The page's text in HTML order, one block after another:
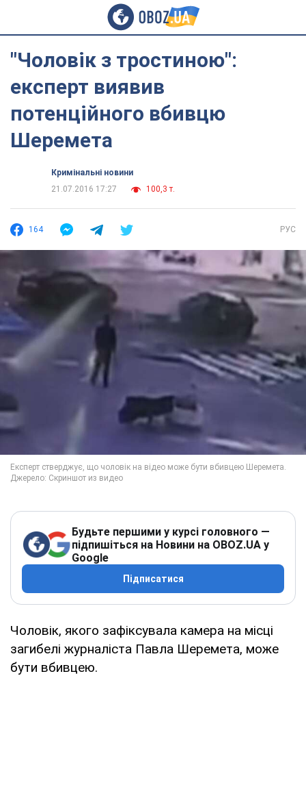
"Чоловік з тростиною":
експерт виявив
потенційного вбивцю
Шеремета
Кримінальні новини
21.07.2016 17:27
100,3 т.
164 РУС
Будьте першими у курсі головного —
підпишіться на Новини на OBOZ.UA у
Google
Підписатися
Чоловік, якого зафіксувала камера на місці
загибелі журналіста Павла Шеремета, може
бути вбивцею.